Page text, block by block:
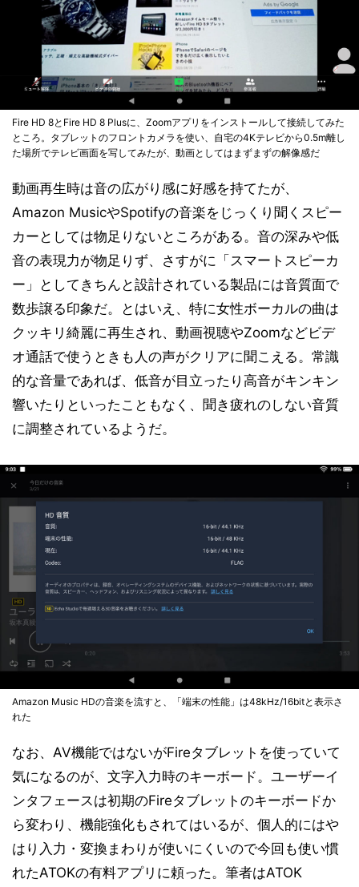
Fire HD 8とFire HD 8 Plusに、Zoomアプリをインストールして接続してみた
ところ。タブレットのフロントカメラを使い、自宅の4Kテレビから0.5m離し
た場所でテレビ画面を写してみたが、動画としてはまずまずの解像感だ
動画再生時は音の広がり感に好感を持てたが、
Amazon MusicやSpotifyの音楽をじっくり聞くスピー
カーとしては物足りないところがある。音の深みや低
音の表現力が物足りず、さすがに「スマートスピーカ
ー」としてきちんと設計されている製品には音質面で
数歩譲る印象だ。とはいえ、特に女性ボーカルの曲は
クッキリ綺麗に再生され、動画視聴やZoomなどビデ
オ通話で使うときも人の声がクリアに聞こえる。常識
的な音量であれば、低音が目立ったり高音がキンキン
響いたりといったこともなく、聞き疲れのしない音質
に調整されているようだ。
Amazon Music HDの音楽を流すと、「端末の性能」は48kHz/16bitと表示さ
れた
なお、AV機能ではないがFireタブレットを使っていて
気になるのが、文字入力時のキーボード。ユーザーイ
ンタフェースは初期のFireタブレットのキーボードか
ら変わり、機能強化もされてはいるが、個人的にはや
はり入力・変換まわりが使いにくいので今回も使い慣
れたATOKの有料アプリに頼った。筆者はATOK